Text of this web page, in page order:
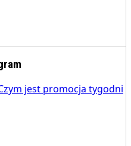
jest promocja tygodni